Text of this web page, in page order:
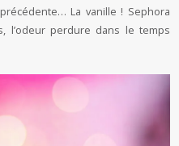
La vanille ! Sephora
l’odeur perdure dans le temps